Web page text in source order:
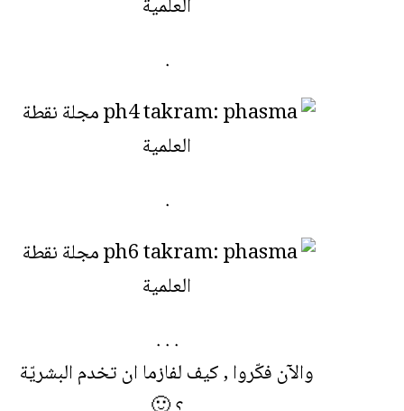
.
.
. . .
والآن فكّروا , كيف لفازما ان تخدم البشريّة